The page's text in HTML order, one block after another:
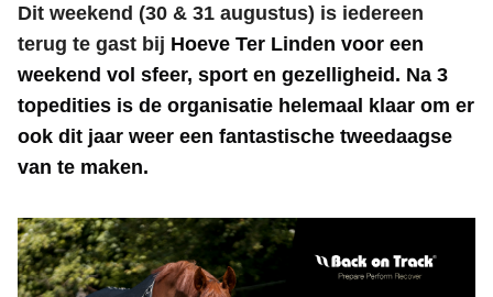
Dit weekend (30 & 31 augustus) is iedereen
terug te gast bij Hoeve Ter Linden voor een
weekend vol sfeer, sport en gezelligheid. Na 3
topedities is de organisatie helemaal klaar om er
ook dit jaar weer een fantastische tweedaagse
van te maken.